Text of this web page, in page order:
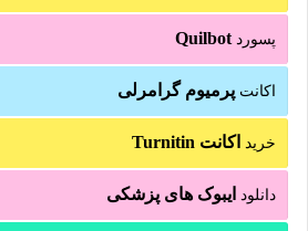
پسورد Quilbot
اکانت پرمیوم گرامرلی
خرید اکانت Turnitin
دانلود ایبوک های پزشکی